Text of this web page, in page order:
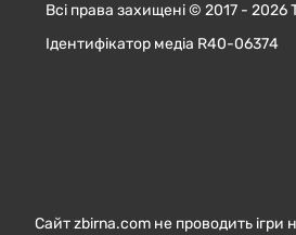
Всі права захищені © 2017 -
Ідентифікатор медіа R40-06374
Сайт zbirna.com не проводить ігри